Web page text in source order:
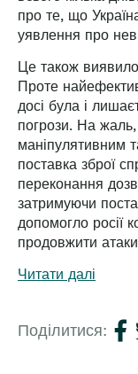
про те, що
уявлення про
Це також виявило
Проте
досі була і
погрози. На
маніпулятивним
поставка зброї
переконання
затримуючи
допомогло росії
продовжити
Читати далі
Поділитися: